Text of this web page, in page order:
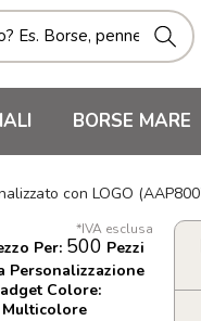
BORSE MARE
con LOGO
*IVA esclusa
Per: 500 Pezzi
Personalizzazione
Colore:
Multicolore